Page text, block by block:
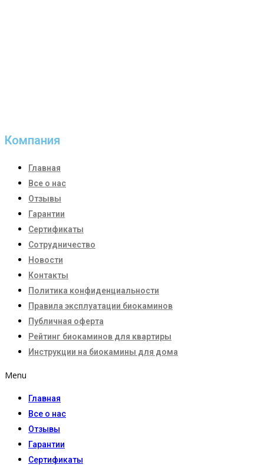
Компания
Главная
Все о нас
Отзывы
Гарантии
Сертификаты
Сотрудничество
Новости
Контакты
Политика конфиденциальности
Правила эксплуатации биокаминов
Публичная оферта
Рейтинг биокаминов для квартиры
Инструкции на биокамины для дома
Menu
Главная
Все о нас
Отзывы
Гарантии
Сертификаты